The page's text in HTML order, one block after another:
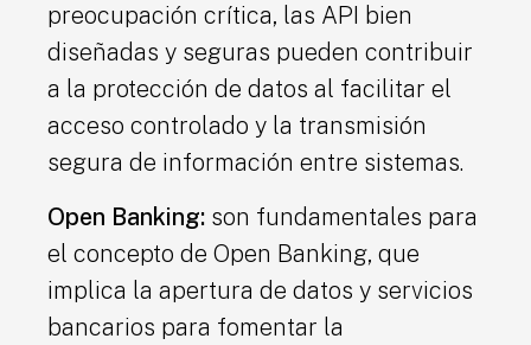
preocupación crítica, las API bien
diseñadas y seguras pueden contribuir
a la protección de datos al facilitar el
acceso controlado y la transmisión
segura de información entre sistemas.
Open Banking: son fundamentales para
el concepto de Open Banking, que
implica la apertura de datos y servicios
bancarios para fomentar la